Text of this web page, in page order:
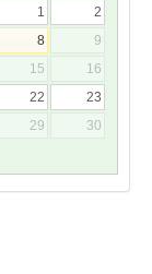
1
2
8
9
15
16
22
23
29
30